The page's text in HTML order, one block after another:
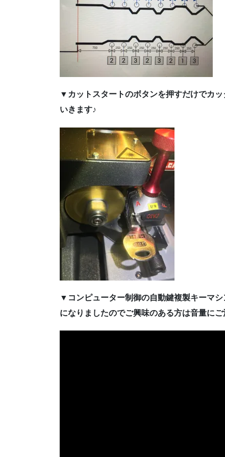
▼カットスタートのボタンを押すだけでカ
いきます♪
▼コンピューター制御の自動鍵複製キーマ
になりましたのでご興味のある方は音量に